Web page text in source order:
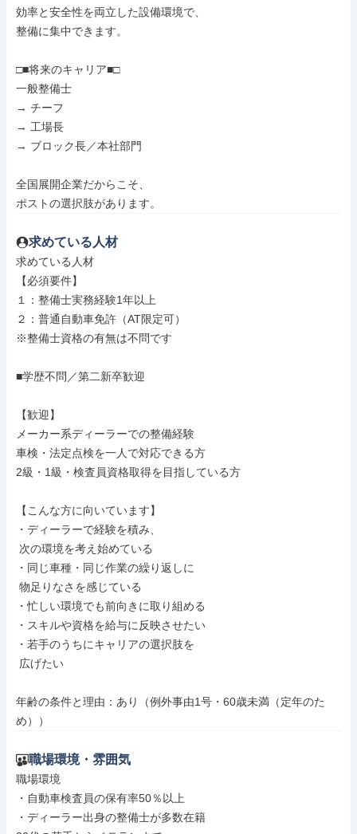
効率と安全性を両立した設備環境で、
整備に集中できます。
□■将来のキャリア■□
一般整備士
→ チーフ
→ 工場長
→ ブロック長／本社部門
全国展開企業だからこそ、
ポストの選択肢があります。
求めている人材
求めている人材
【必須要件】
１：整備士実務経験1年以上
２：普通自動車免許（AT限定可）
※整備士資格の有無は不問です
■学歴不問／第二新卒歓迎
【歓迎】
メーカー系ディーラーでの整備経験
車検・法定点検を一人で対応できる方
2級・1級・検査員資格取得を目指している方
【こんな方に向いています】
・ディーラーで経験を積み、
・同じ車種・同じ作業の繰り返しに
・忙しい環境でも前向きに取り組める
・スキルや資格を給与に反映させたい
・若手のうちにキャリアの選択肢を
年齢の条件と理由：あり（例外事由1号・60歳未満（定年のた
め））
職場環境・雰囲気
職場環境
・自動車検査員の保有率50％以上
・ディーラー出身の整備士が多数在籍